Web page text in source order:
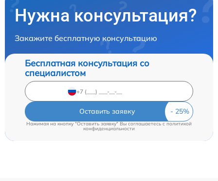
Нужна консультация?
Закажите бесплатную консультацию
Бесплатная консультация со
специалистом
Оставить заявку
Нажимая на кнопку "Оставить заявку" Вы соглашаетесь c политикой
конфиденциальности